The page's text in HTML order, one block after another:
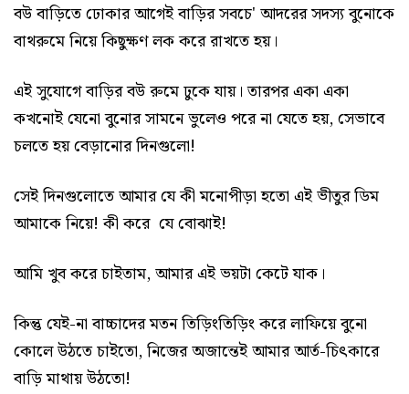
বউ বাড়িতে ঢোকার আগেই বাড়ির সবচে' আদরের সদস্য বুনোকে
বাথরুমে নিয়ে কিছুক্ষণ লক করে রাখতে হয়।
এই সুযোগে বাড়ির বউ রুমে ঢুকে যায়। তারপর একা একা
কখনোই যেনো বুনোর সামনে ভুলেও পরে না যেতে হয়, সেভাবে
চলতে হয় বেড়ানোর দিনগুলো!
সেই দিনগুলোতে আমার যে কী মনোপীড়া হতো এই ভীতুর ডিম
আমাকে নিয়ে! কী করে যে বোঝাই!
আমি খুব করে চাইতাম, আমার এই ভয়টা কেটে যাক।
কিন্তু যেই-না বাচ্চাদের মতন তিড়িংতিড়িং করে লাফিয়ে বুনো
কোলে উঠতে চাইতো, নিজের অজান্তেই আমার আর্ত-চিৎকারে
বাড়ি মাথায় উঠতো!